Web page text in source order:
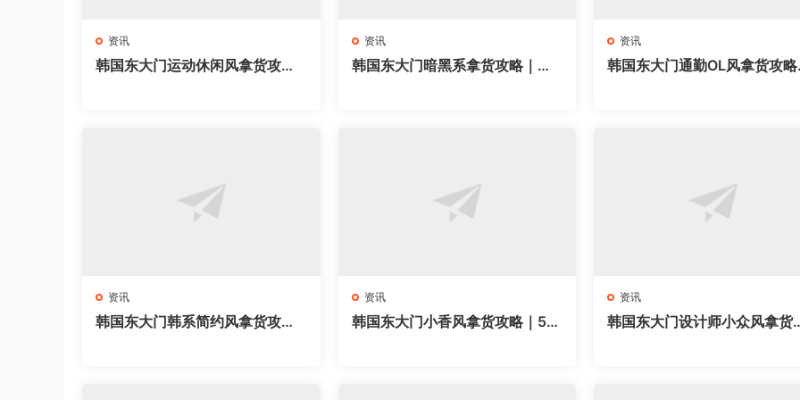
资讯
韩国东大门运动休闲风拿货攻略
资讯
韩国东大门暗黑系拿货攻略｜新
资讯
韩国东大门通勤OL风拿货攻略
资讯
韩国东大门韩系简约风拿货攻略
资讯
韩国东大门小香风拿货攻略｜58
资讯
韩国东大门设计师小众风拿货